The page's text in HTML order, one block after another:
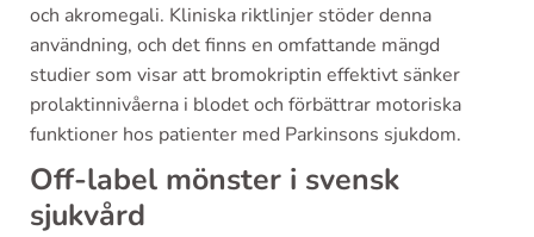
och akromegali. Kliniska riktlinjer stöder denna
användning, och det finns en omfattande mängd
studier som visar att bromokriptin effektivt sänker
prolaktinnivåerna i blodet och förbättrar motoriska
funktioner hos patienter med Parkinsons sjukdom.
Off-label mönster i svensk
sjukvård